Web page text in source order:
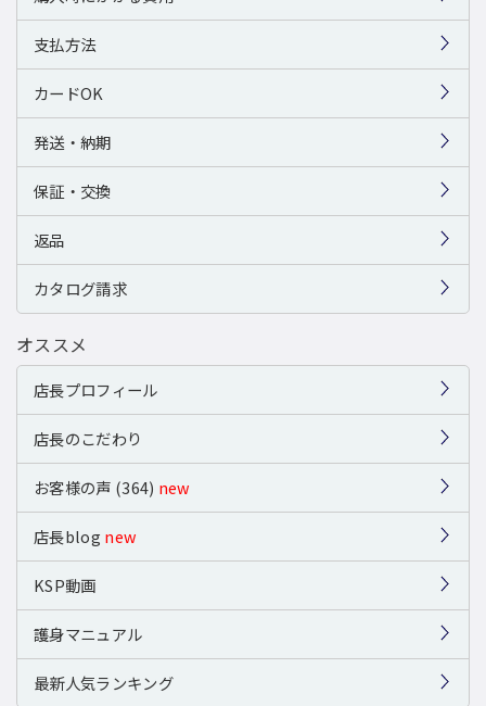
支払方法
カードOK
発送・納期
保証・交換
返品
カタログ請求
オススメ
店長プロフィール
店長のこだわり
お客様の声 (364) new
店長blog new
KSP動画
護身マニュアル
最新人気ランキング